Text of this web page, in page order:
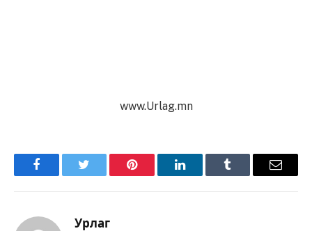
www.Urlag.mn
FacebookTwitter Pinterest LinkedInTumblr Имэйл
Урлаг